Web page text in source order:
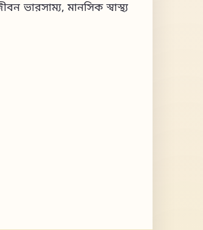
ভারসাম্য, মানসিক স্বাস্থ্য